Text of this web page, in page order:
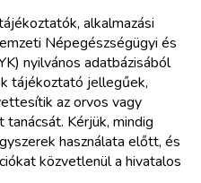
alkalmazási
Népegészségügyi és
nyilvános adatbázisából
tájékoztató jellegűek,
az orvos vagy
Kérjük, mindig
használata előtt, és
közvetlenül a hivatalos